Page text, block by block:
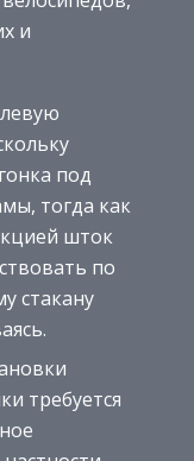
и
под
тогда как
шток
по
стакану
требуется